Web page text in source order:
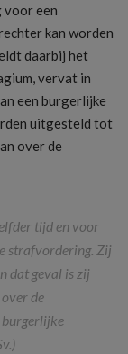
voor een
kan worden
daarbij het
vervat in
een burgerlijke
uitgesteld tot
over de
tijd en voor
strafvordering. Zij
dat geval is zij
de
burgerlijke